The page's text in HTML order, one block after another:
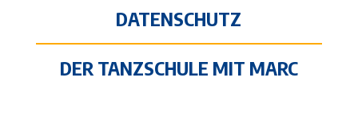
DATENSCHUTZ
DER TANZSCHULE MIT MARC